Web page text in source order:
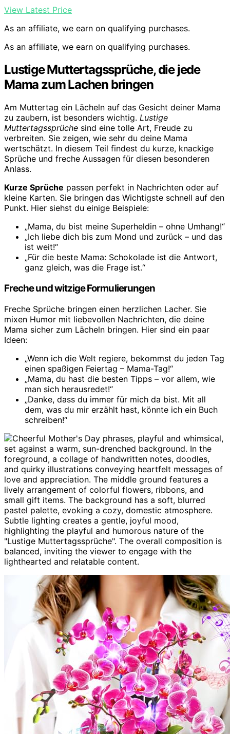
View Latest Price
As an affiliate, we earn on qualifying purchases.
As an affiliate, we earn on qualifying purchases.
Lustige Muttertagssprüche, die jede
Mama zum Lachen bringen
Am Muttertag ein Lächeln auf das Gesicht deiner Mama
zu zaubern, ist besonders wichtig. Lustige
Muttertagssprüche sind eine tolle Art, Freude zu
verbreiten. Sie zeigen, wie sehr du deine Mama
wertschätzt. In diesem Teil findest du kurze, knackige
Sprüche und freche Aussagen für diesen besonderen
Anlass.
Kurze Sprüche passen perfekt in Nachrichten oder auf
kleine Karten. Sie bringen das Wichtigste schnell auf den
Punkt. Hier siehst du einige Beispiele:
„Mama, du bist meine Superheldin – ohne Umhang!“
„Ich liebe dich bis zum Mond und zurück – und das
ist weit!“
„Für die beste Mama: Schokolade ist die Antwort,
ganz gleich, was die Frage ist.“
Freche und witzige Formulierungen
Freche Sprüche bringen einen herzlichen Lacher. Sie
mixen Humor mit liebevollen Nachrichten, die deine
Mama sicher zum Lächeln bringen. Hier sind ein paar
Ideen:
„Wenn ich die Welt regiere, bekommst du jeden Tag
einen spaßigen Feiertag – Mama-Tag!“
„Mama, du hast die besten Tipps – vor allem, wie
man sich herausredet!“
„Danke, dass du immer für mich da bist. Mit all
dem, was du mir erzählt hast, könnte ich ein Buch
schreiben!“